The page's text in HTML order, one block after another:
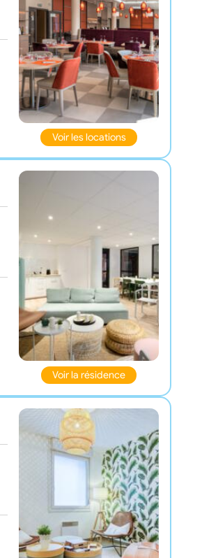
Voir les locations
Voir la résidence